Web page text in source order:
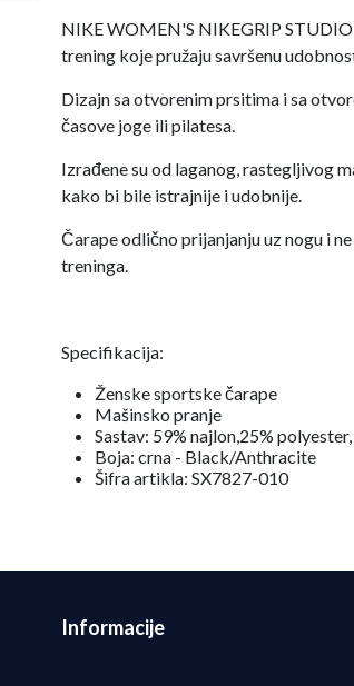
NIKE WOMEN'S NIKEGRIP STUDIO
trening koje pružaju savršenu
Dizajn sa otvorenim prsitima i sa
časove joge ili pilatesa.
Izrađene su od laganog, rastegljivog
kako bi bile istrajnije i udobnije.
Čarape odlično prijanjanju uz nogu i
treninga.
Specifikacija:
Ženske sportske čarape
Mašinsko pranje
Sastav: 59% najlon,25%
Boja: crna - Black/Anthracite
Šifra artikla: SX7827-010
Informacije